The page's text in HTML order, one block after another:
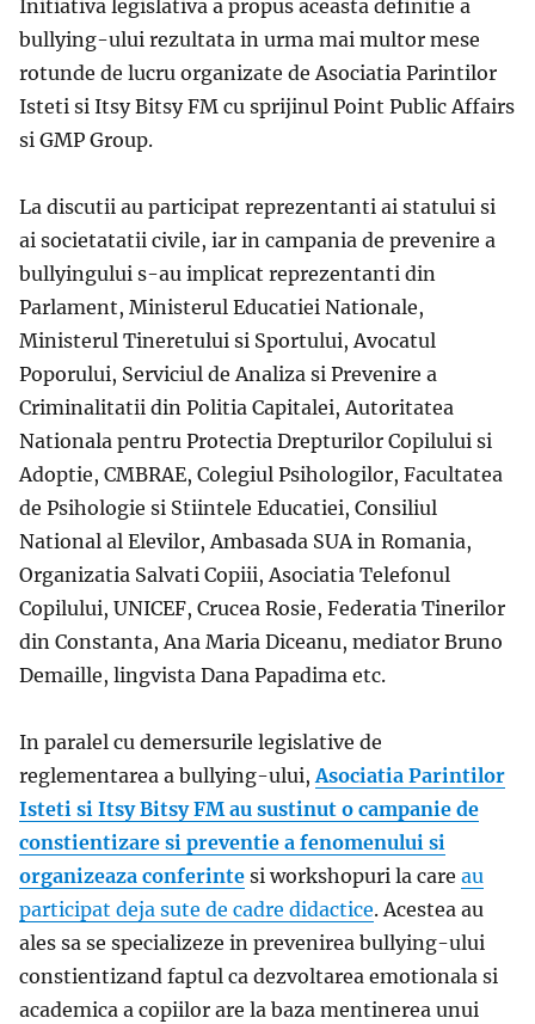
Initiativa legislativa a propus aceasta definitie a
bullying-ului rezultata in urma mai multor mese
rotunde de lucru organizate de Asociatia Parintilor
Isteti si Itsy Bitsy FM cu sprijinul Point Public Affairs
si GMP Group.
La discutii au participat reprezentanti ai statului si
ai societatatii civile, iar in campania de prevenire a
bullyingului s-au implicat reprezentanti din
Parlament, Ministerul Educatiei Nationale,
Ministerul Tineretului si Sportului, Avocatul
Poporului, Serviciul de Analiza si Prevenire a
Criminalitatii din Politia Capitalei, Autoritatea
Nationala pentru Protectia Drepturilor Copilului si
Adoptie, CMBRAE, Colegiul Psihologilor, Facultatea
de Psihologie si Stiintele Educatiei, Consiliul
National al Elevilor, Ambasada SUA in Romania,
Organizatia Salvati Copiii, Asociatia Telefonul
Copilului, UNICEF, Crucea Rosie, Federatia Tinerilor
din Constanta, Ana Maria Diceanu, mediator Bruno
Demaille, lingvista Dana Papadima etc.
In paralel cu demersurile legislative de
reglementarea a bullying-ului,Asociatia Parintilor
Isteti si Itsy Bitsy FM au sustinut o campanie de
constientizare si preventie a fenomenului si
organizeaza conferinte si workshopuri la care au
participat deja sute de cadre didactice. Acestea au
ales sa se specializeze in prevenirea bullying-ului
constientizand faptul ca dezvoltarea emotionala si
academica a copiilor are la baza mentinerea unui